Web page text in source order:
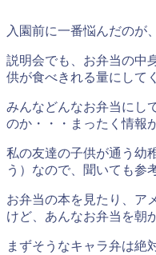
入園前に一番悩んだのが
説明会でも、お弁当の中
供が食べきれる量にして
みんなどんなお弁当にし
のか・・・まったく情報
私の友達の子供が通う幼
う）なので、聞いても参
お弁当の本を見たり、ア
けど、あんなお弁当を朝
まずそうなキャラ弁は絶